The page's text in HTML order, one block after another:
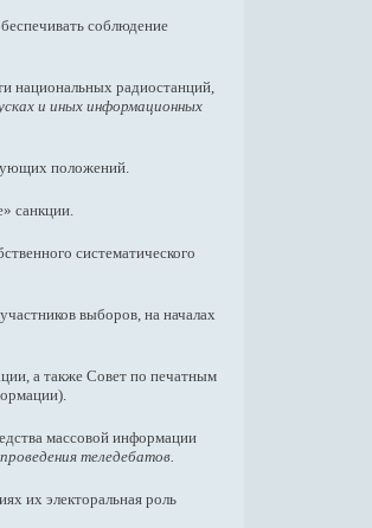
соблюдение
национальных радиостанций,
и иных информационных
положений.
санкции.
систематического
выборов, на началах
а также Совет по печатным
массовой информации
теледебатов.
их электоральная роль